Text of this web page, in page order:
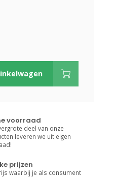
voorraad
deel van onze
leveren we uit eigen
prijzen
waarbij je als consument